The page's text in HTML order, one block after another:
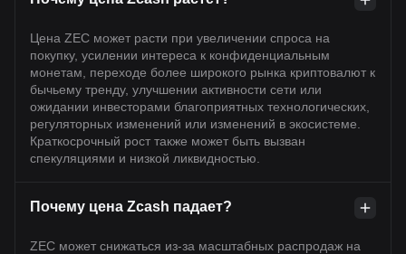
Цена ZEC может расти при увеличении спроса на
покупку, усилении интереса к конфиденциальным
монетам, переходе более широкого рынка криптовалют к
бычьему тренду, улучшении активности сети или
ожидании инвесторами благоприятных технологических,
регуляторных изменений или изменений в экосистеме.
Краткосрочный рост также может быть вызван
спекуляциями и низкой ликвидностью.
Почему цена Zcash падает?
ZEC может снижаться из-за масштабных распродаж на